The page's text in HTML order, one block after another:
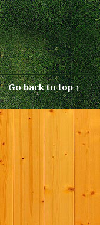
Go back to top ↑